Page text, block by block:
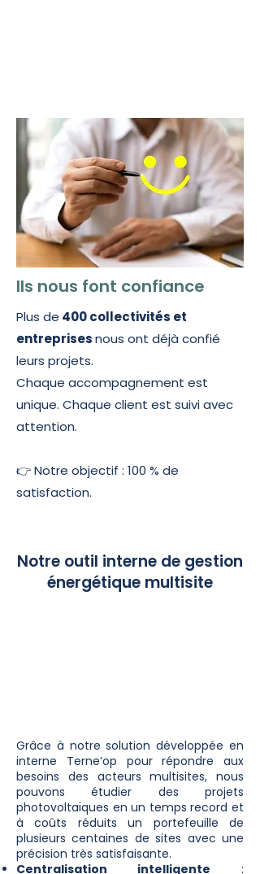
Ils nous font confiance
Ils nous font confiance
Plus de 400 collectivités et
entreprisesnous ont déjà confié
leurs projets.
Chaque accompagnement est
unique. Chaque client est suivi avec
attention.
👉 Notre objectif : 100 % de
satisfaction.
Notre outil interne de gestion
énergétique multisite
Grâce à notre solution développée en
interne Terne’op pour répondre aux
besoins des acteurs multisites, nous
pouvons étudier des projets
photovoltaïques en un temps record et
à coûts réduits un portefeuille de
plusieurs centaines de sites avec une
précision très satisfaisante.
Centralisation intelligente :